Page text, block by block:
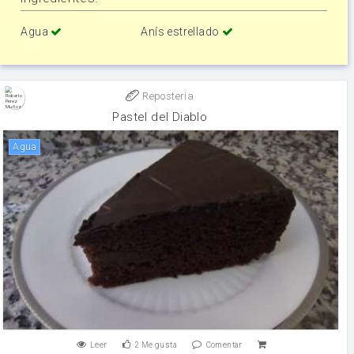
Agua Anís estrellado
Reposteria
Pastel del Diablo
agua
Leer 2 Me gusta Comentar